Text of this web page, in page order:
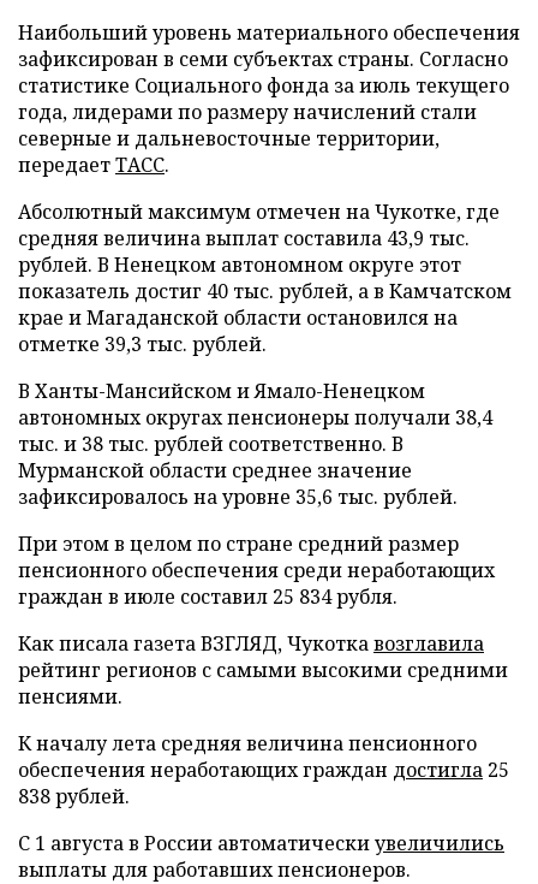
Наибольший уровень материального обеспечения
зафиксирован в семи субъектах страны. Согласно
статистике Социального фонда за июль текущего
года, лидерами по размеру начислений стали
северные и дальневосточные территории,
передаетТАСС.
Абсолютный максимум отмечен на Чукотке, где
средняя величина выплат составила 43,9 тыс.
рублей. В Ненецком автономном округе этот
показатель достиг 40 тыс. рублей, а в Камчатском
крае и Магаданской области остановился на
отметке 39,3 тыс. рублей.
В Ханты-Мансийском и Ямало-Ненецком
автономных округах пенсионеры получали 38,4
тыс. и 38 тыс. рублей соответственно. В
Мурманской области среднее значение
зафиксировалось на уровне 35,6 тыс. рублей.
При этом в целом по стране средний размер
пенсионного обеспечения среди неработающих
граждан в июле составил 25 834 рубля.
Как писала газета ВЗГЛЯД, Чукоткавозглавила
рейтинг регионов с самыми высокими средними
пенсиями.
К началу лета средняя величина пенсионного
обеспечения неработающих граждан достигла 25
838 рублей.
С 1 августа в России автоматическиувеличились
выплаты для работавших пенсионеров.